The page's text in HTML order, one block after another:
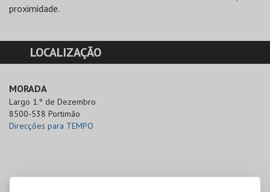
proximidade.
LOCALIZAÇÃO
MORADA
Largo 1.º de Dezembro
8500-538 Portimão
Direcções para TEMPO